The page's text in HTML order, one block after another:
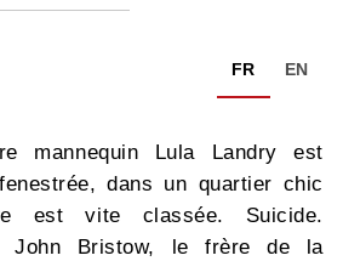
FR EN
mannequin Lula Landry est
dans un quartier chic
est vite classée. Suicide.
John Bristow, le frère de la